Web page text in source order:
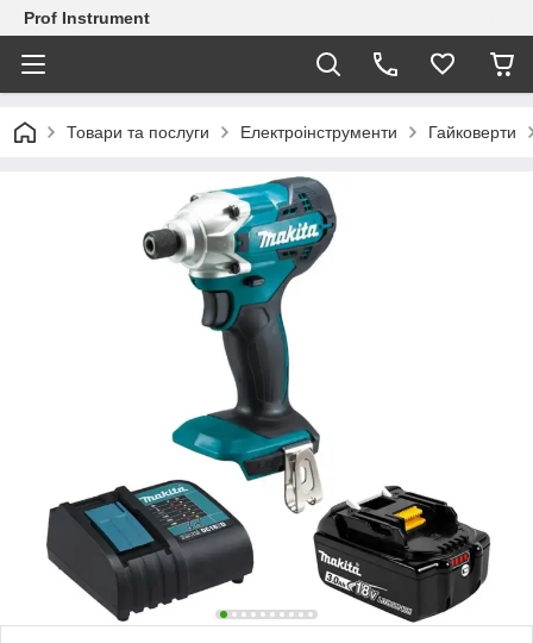
Prof Instrument
Товари та послуги Електроінструменти Гайковерти